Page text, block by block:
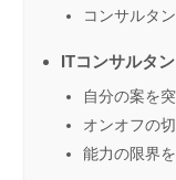
コンサルタ
ITコンサルタ
自分の案を
オンオフの
能力の限界